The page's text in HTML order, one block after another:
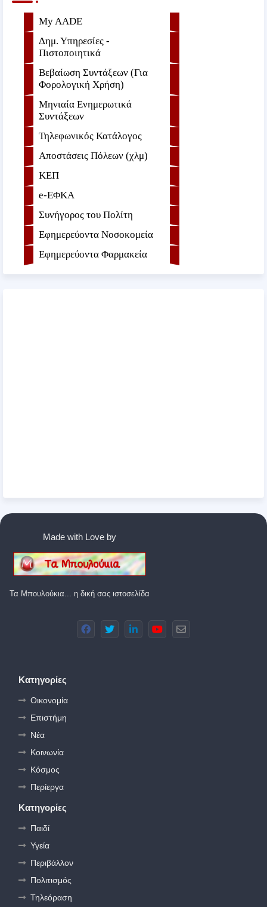
My AADE
Δημ. Υπηρεσίες -
Πιστοποιητικά
Βεβαίωση Συντάξεων (Για
Φορολογική Χρήση)
Μηνιαία Ενημερωτικά
Συντάξεων
Τηλεφωνικός Κατάλογος
Αποστάσεις Πόλεων (χλμ)
ΚΕΠ
e-ΕΦKA
Συνήγορος του Πολίτη
Εφημερεύοντα Νοσοκομεία
Εφημερεύοντα Φαρμακεία
Made with Love by
Τα Μπουλούκια... η δική σας ιστοσελίδα
Κατηγορίες
Οικονομία
Επιστήμη
Νέα
Κοινωνία
Κόσμος
Περίεργα
Κατηγορίες
Παιδί
Υγεία
Περιβάλλον
Πολιτισμός
Τηλεόραση